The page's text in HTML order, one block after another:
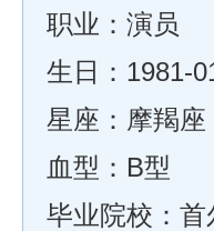
职业：演员
生日：1981-
星座：摩羯座
血型：B型
毕业院校：